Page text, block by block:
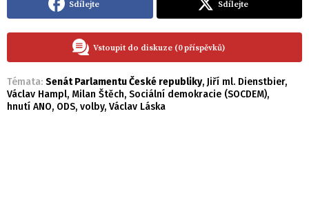
Sdílejte Sdílejte
Vstoupit do diskuze (0 příspěvků)
Témata: Senát Parlamentu České republiky, Jiří ml. Dienstbier,
Václav Hampl, Milan Štěch, Sociální demokracie (SOCDEM),
hnutí ANO, ODS, volby, Václav Láska